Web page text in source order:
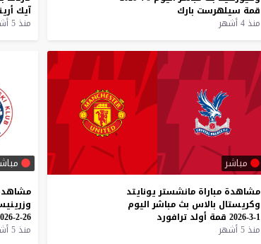
قمة سيلهرست بارك
منذ 4 أشهر
آيك
منذ 5 أشهر
مباشر
مشاهدة مباراة مانشستر يونايتد
وكريستال بالاس بث مباشر اليوم
1-3-2026
قمة أولد ترافورد
منذ 5 أشهر
26-2-2026
منذ 5 أشهر